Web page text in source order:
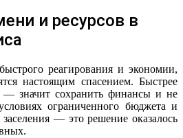
и ресурсов в
реагирования и экономии,
настоящим спасением. Быстрее
— значит сохранить финансы и не
ограниченного бюджета и
— это решение оказалось